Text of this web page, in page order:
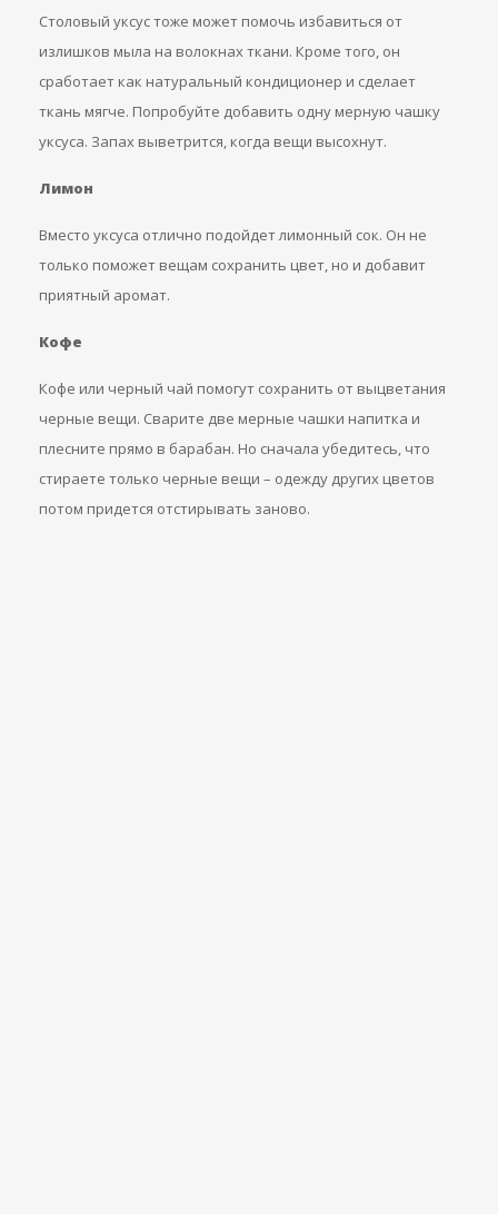
Столовый уксус тоже может помочь избавиться от
излишков мыла на волокнах ткани. Кроме того, он
сработает как натуральный кондиционер и сделает
ткань мягче. Попробуйте добавить одну мерную чашку
уксуса. Запах выветрится, когда вещи высохнут.
Лимон
Вместо уксуса отлично подойдет лимонный сок. Он не
только поможет вещам сохранить цвет, но и добавит
приятный аромат.
Кофе
Кофе или черный чай помогут сохранить от выцветания
черные вещи. Сварите две мерные чашки напитка и
плесните прямо в барабан. Но сначала убедитесь, что
стираете только черные вещи – одежду других цветов
потом придется отстирывать заново.